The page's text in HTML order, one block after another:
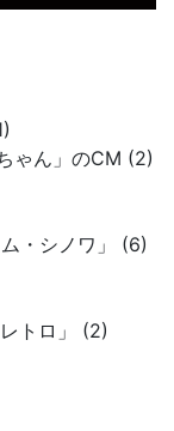
ゃん」のCM (2)
・シノワ」 (6)
トロ」 (2)